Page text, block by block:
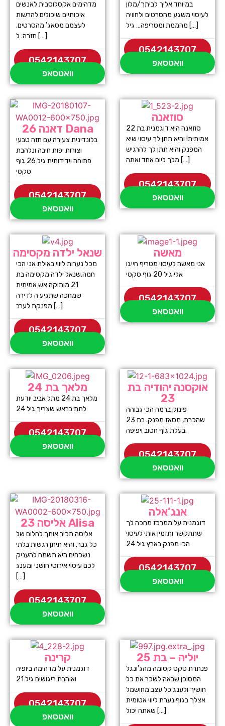
מדהימים אקסלוסבית לאנשים
איכותיים שיכולים להרשות
לעצמם מסאג’ מהסרטים.
חזרה: ל […]
0542143707
וואטסאפ
במיוחד אליך לביתך/מלון
לעיסוי משגע מהסרטים ולחוויה
מהממת ומטריפה… גיל […]
0542143707
וואטסאפ
דאנה 26 Dana
בלונדינית צעירה עם חזה טבעי
וצורות יפות חיבה ונלהבת
פתוחה וידידותית גיל 26 גוף
סקסי
0542143707
וואטסאפ
סוזאנה
סוזאנה היא דוגמנית בת 22
אמיתית! והיא תתן לך עיסוי שיא
המפנק והיא תתן לך להרגיש
מלך ליום אחד ואתה […]
0542143707
וואטסאפ
שנאל ילדה מקסימה
מכל נערות ליווי באילת אני הכי
חמה.שנאל ילדה מקסימה בת
21 מותוקה אש אמיתית
שמחכה שתגיע ה לדירה
מפנקת לערב […]
0542143707
וואטסאפ
מאשה
אני מאשה לעיסוי מטריף חייגו
אלי גיל 20 גוף סקסי
0542143707
וואטסאפ
מלאך בת 24
מלאך בת 24 מתל אביב יודעת
לתת בראש שצריך גיל 24
0542143707
וואטסאפ
אוקסנה יהודיה בת
23
פינוק ברמה הכי גבוהה
שהכרת, מסאז מפנק. בת 23
בעלת גוף חטוב ויפיפה.
0542143707
וואטסאפ
אליסה 23 Alisa
אליסה תכיר אותך לחלום של
כל גבר, והיא תיתן רגשות בלתי
נשכחים היא תשמח להעניק
לכם עיסוי אירוטי חושני ומענג
[…]
0542143707
וואטסאפ
אנג’אלה
דוגמנית על ממרכז מחכה לך
שתתקשר ותזמין אותי לעיסוי
הכי מפנק בארץ גיל 24
0542143707
וואטסאפ
קרינה
דוגמנית על מדהימה ביופיה
ואוהבת ריגושים גיל 21
0542143707
וואטסאפ
יוליה – בת 25
פנתרת סקס קסומה מהג’ונגל
המסוכן שבאה לשכר את כל
חושיך ולענג כל עצב מחושמל
אצלך בגוף.נערת ליווי אטומית
שאתה יכול […]